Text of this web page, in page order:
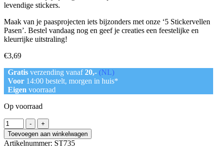
levendige stickers.
Maak van je paasprojecten iets bijzonders met onze ‘5 Stickervellen
Pasen’. Bestel vandaag nog en geef je creaties een feestelijke en
kleurrijke uitstraling!
€3,69
Gratis verzending vanaf20,- (NL)
Voor 14:00 bestelt, morgen in huis*
Eigen voorraad
Op voorraad
5
Stickervellen
Pasen
aantal
-
+
Toevoegen aan winkelwagen
Artikelnummer: ST735